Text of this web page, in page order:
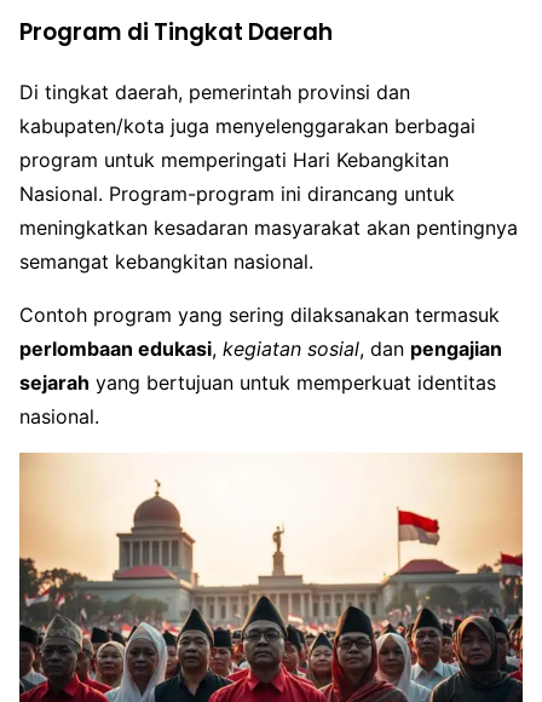
Program di Tingkat Daerah
Di tingkat daerah, pemerintah provinsi dan
kabupaten/kota juga menyelenggarakan berbagai
program untuk memperingati Hari Kebangkitan
Nasional. Program-program ini dirancang untuk
meningkatkan kesadaran masyarakat akan pentingnya
semangat kebangkitan nasional.
Contoh program yang sering dilaksanakan termasuk
perlombaan edukasi, kegiatan sosial, dan pengajian
sejarah yang bertujuan untuk memperkuat identitas
nasional.